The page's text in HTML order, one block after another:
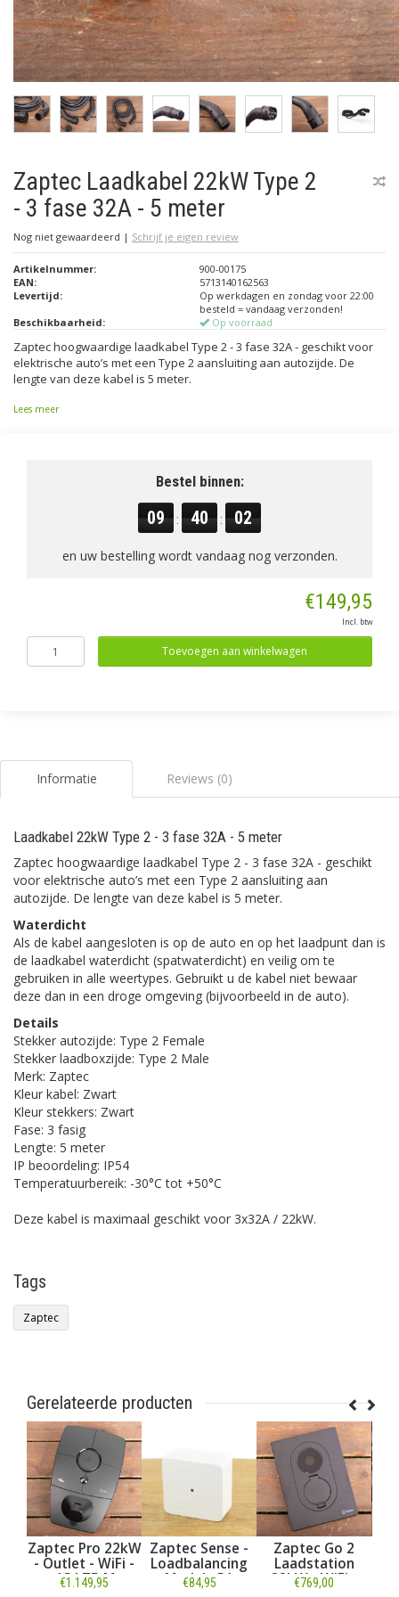
Zaptec Laadkabel 22kW Type 2
- 3 fase 32A - 5 meter
Nog niet gewaardeerd | Schrijf je eigen review
Artikelnummer:
900-00175
EAN:
5713140162563
Levertijd:
Op werkdagen en zondag voor 22:00
besteld = vandaag verzonden!
Beschikbaarheid:
Op voorraad
Zaptec hoogwaardige laadkabel Type 2 - 3 fase 32A - geschikt voor
elektrische auto’s met een Type 2 aansluiting aan autozijde. De
lengte van deze kabel is 5 meter.
Lees meer
Bestel binnen:
09 : 40 : 01
en uw bestelling wordt vandaag nog verzonden.
€149,95
Incl. btw
Toevoegen aan winkelwagen
Informatie Reviews (0)
Laadkabel 22kW Type 2 - 3 fase 32A - 5 meter
Zaptec hoogwaardige laadkabel Type 2 - 3 fase 32A - geschikt
voor elektrische auto’s met een Type 2 aansluiting aan
autozijde. De lengte van deze kabel is 5 meter.
Waterdicht
Als de kabel aangesloten is op de auto en op het laadpunt dan is
de laadkabel waterdicht (spatwaterdicht) en veilig om te
gebruiken in alle weertypes. Gebruikt u de kabel niet bewaar
deze dan in een droge omgeving (bijvoorbeeld in de auto).
Details
Stekker autozijde: Type 2 Female
Stekker laadboxzijde: Type 2 Male
Merk: Zaptec
Kleur kabel: Zwart
Kleur stekkers: Zwart
Fase: 3 fasig
Lengte: 5 meter
IP beoordeling: IP54
Temperatuurbereik: -30°C tot +50°C
Deze kabel is maximaal geschikt voor 3x32A / 22kW.
Tags
Zaptec
Gerelateerde producten
Zaptec Pro 22kW
- Outlet - WiFi -
4G LTE-M
€1.149,95
Zaptec Sense -
Loadbalancing
Module P1
€84,95
Zaptec Go 2
Laadstation
22kW - WiFi -
€769,00